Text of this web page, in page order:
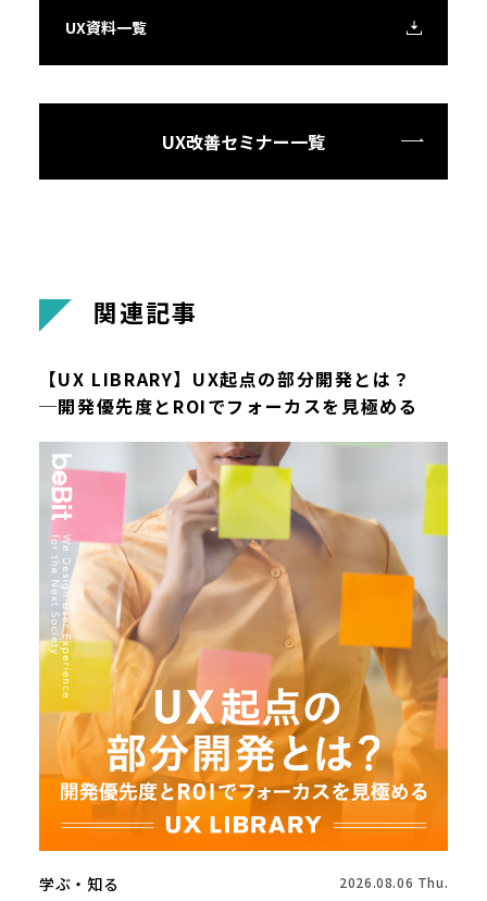
UX資料一覧
UX改善セミナー一覧
関連記事
【UX LIBRARY】UX起点の部分開発とは？
─開発優先度とROIでフォーカスを見極める
学ぶ・知る 2026.08.06 Thu.